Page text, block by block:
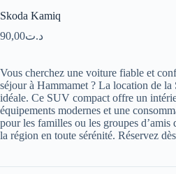
Skoda Kamiq
د.ت90,00
Vous cherchez une voiture fiable et
séjour à Hammamet ? La location de la
idéale. Ce SUV compact offre un
équipements modernes et une
pour les familles ou les groupes
la région en toute sérénité. Réservez